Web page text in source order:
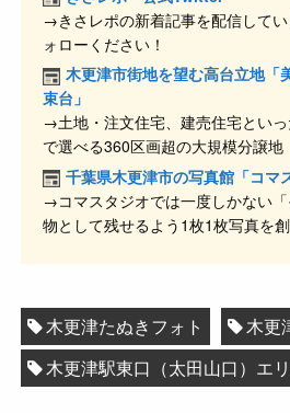
b
o
o
k
a
→きさレポの新着記事を配信して
ォローください！
木更津市街地を望む高台立地「
束台」
→土地・注文住宅、建売住宅とい
で選べる360区画超の大規模分譲地
千葉県木更津市の写真館「コマ
→コマスタジオでは一度しかない
物として残せるよう1枚1枚写真を
木更津たぬきフォト 木更
木更津駅東口（太田山口）エ